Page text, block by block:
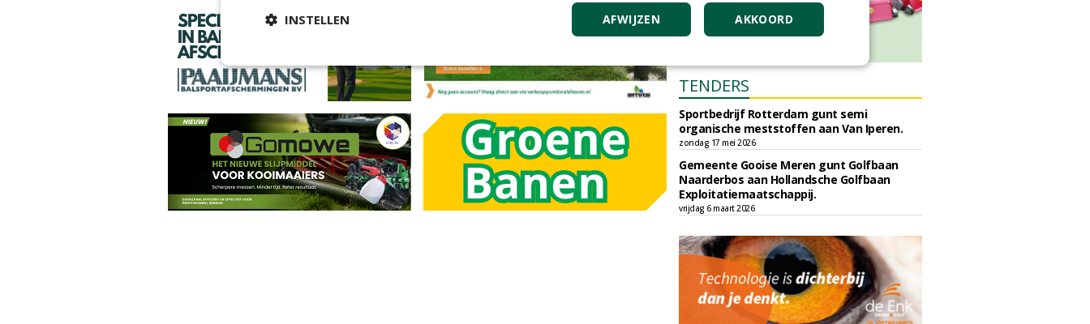
TENDERS
Sportbedrijf Rotterdam gunt semi
organische meststoffen aan Van Iperen.
zondag 17 mei 2026
Gemeente Gooise Meren gunt Golfbaan
Naarderbos aan Hollandsche Golfbaan
Exploitatiemaatschappij.
vrijdag 6 maart 2026
AKKOORD
AFWIJZEN
INSTELLEN